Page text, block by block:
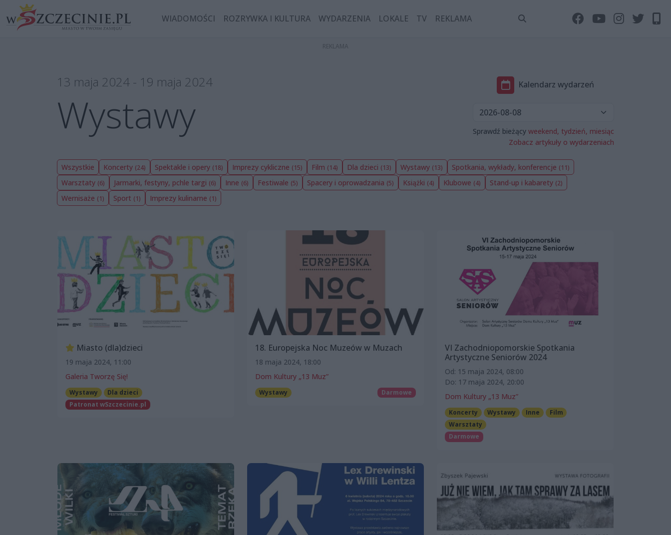
WIADOMOŚCI ROZRYWKA I KULTURA WYDARZENIA LOKALE TV REKLAMA
13 maja 2024 - 19 maja 2024
Wystawy
Kalendarz wydarzeń
Sprawdź bieżący weekend, tydzień, miesiąc
Zobacz artykuły o wydarzeniach
Wszystkie Koncerty (24) Spektakle i opery (18) Imprezy cykliczne (15) Film (14) Dla dzieci (13) Wystawy (13) Spotkania, wykłady, konferencje (11)
Warsztaty (6) Jarmarki, festyny, pchle targi (6) Inne (6) Festiwale (5) Spacery i oprowadzania (5) Książki (4) Klubowe (4) Stand-up i kabarety (2)
Wernisaże (1) Sport (1) Imprezy kulinarne (1)
Miasto (dla)dzieci
19 maja 2024, 11:00
Galeria Tworzę Się!
Wystawy
Dla dzieci
Patronat wSzczecinie.pl
18. Europejska Noc Muzeów w Muzach
18 maja 2024, 18:00
Dom Kultury „13 Muz”
Wystawy Darmowe
VI Zachodniopomorskie Spotkania
Artystyczne Seniorów 2024
Od: 15 maja 2024, 08:00
Do: 17 maja 2024, 20:00
Dom Kultury „13 Muz”
Koncerty Wystawy Inne
Film
Warsztaty
Darmowe